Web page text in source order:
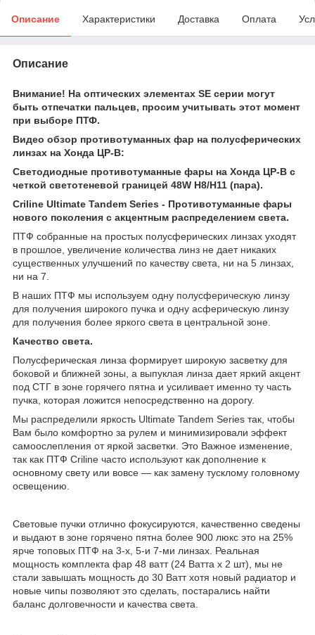
Описание Характеристики Доставка Оплата
Описание
Внимание! На оптических элементах SE серии могут
быть отпечатки пальцев, просим учитывать этот момент
при выборе ПТФ.
Видео обзор противотуманных фар на полусферических
линзах на Хонда ЦР-В:
Светодиодные противотуманные фары на Хонда ЦР-В с
четкой светотеневой границей 48W H8/H11 (пара).
Criline Ultimate Tandem Series - Противотуманные фары
нового поколения c акцентным распределением света.
ПТФ собранные на простых полусферических линзах уходят
в прошлое, увеличение количества линз не дает никаких
существенных улучшений по качеству света, ни на 5 линзах,
ни на 7.
В наших ПТФ мы используем одну полусферическую линзу
для получения широкого пучка и одну асферическую линзу
для получения более яркого света в центральной зоне.
Качество света.
Полусферическая линза формирует широкую засветку для
боковой и ближней зоны, а выпуклая линза дает яркий акцент
под СТГ в зоне горячего пятна и усиливает именно ту часть
пучка, которая ложится непосредственно на дорогу.
Мы распределили яркость Ultimate Tandem Series так, чтобы
Вам было комфортно за рулем и минимизировали эффект
самоослепления от яркой засветки. Это Важное изменение,
так как ПТФ Criline часто используют как дополнение к
основному свету или вовсе — как замену тусклому головному
освещению.
Световые пучки отлично фокусируются, качественно сведены
и выдают в зоне горячено пятна более 900 люкс это на 25%
ярче топовых ПТФ на 3-х, 5-и 7-ми линзах. Реальная
мощность комплекта фар 48 ватт (24 Ватта x 2 шт), мы не
стали завышать мощность до 30 Ватт хотя новый радиатор и
новые чипы позволяют это сделать, постарались найти
баланс долговечности и качества света.